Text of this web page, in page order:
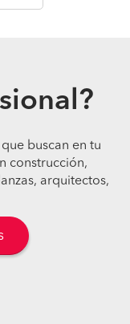
buscan en tu
construcción,
arquitectos,